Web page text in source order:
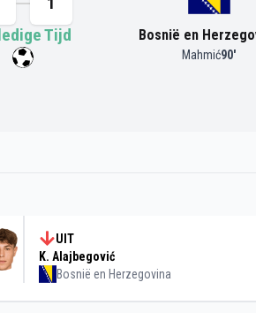
Tijd
Bosnië en
Mahmić90'
UIT
K. Alajbegović
Bosnië en Herzegovina